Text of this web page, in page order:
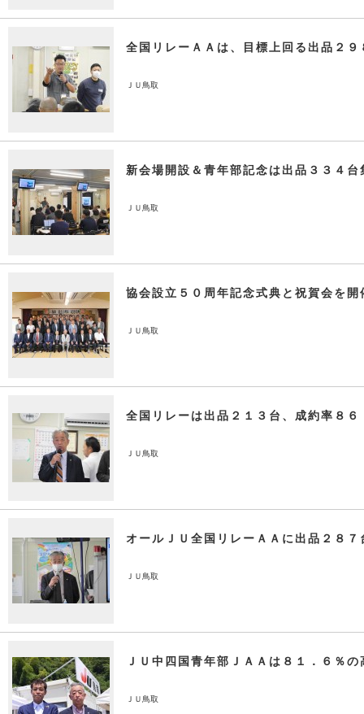
全国リレーＡＡは、目標上回る出品２９
ＪＵ鳥取
新会場開設＆青年部記念は出品３３４台
ＪＵ鳥取
協会設立５０周年記念式典と祝賀会を開
ＪＵ鳥取
全国リレーは出品２１３台、成約率８６
ＪＵ鳥取
オールＪＵ全国リレーＡＡに出品２８７
ＪＵ鳥取
ＪＵ中四国青年部ＪＡＡは８１．６％の
ＪＵ鳥取